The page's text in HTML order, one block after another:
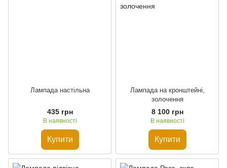
Лампада настільна
435 грн
В наявності
Купити
Лампада на кронштейні,
золочення
8 100 грн
В наявності
Купити